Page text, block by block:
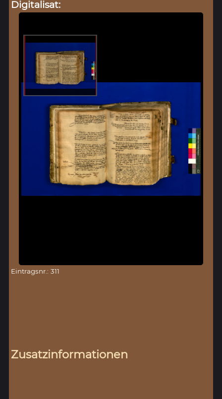
Digitalisat:
Eintragsnr.: 311
Zusatzinformationen